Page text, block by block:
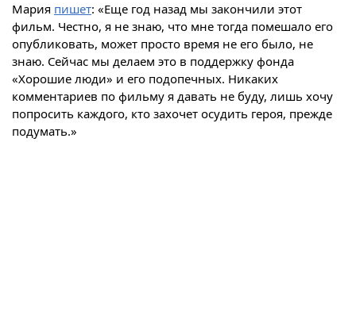
Мария пишет: «Еще год назад мы закончили этот
фильм. Честно, я не знаю, что мне тогда помешало его
опубликовать, может просто время не его было, не
знаю. Сейчас мы делаем это в поддержку фонда
«Хорошие люди» и его подопечных. Никаких
комментариев по фильму я давать не буду, лишь хочу
попросить каждого, кто захочет осудить героя, прежде
подумать.»